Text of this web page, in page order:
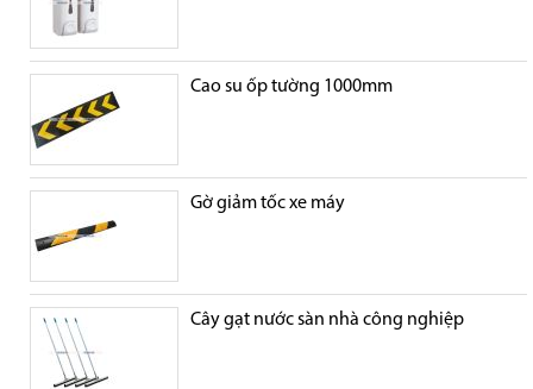
Cao su ốp tường 1000mm
Gờ giảm tốc xe máy
Cây gạt nước sàn nhà công nghiệp